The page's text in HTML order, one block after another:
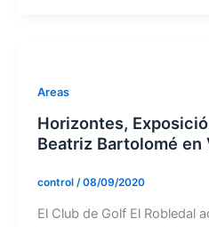
Areas
Horizontes,
Beatriz Bartolomé en
control /08/09/2020
El Club de Golf El Robledal